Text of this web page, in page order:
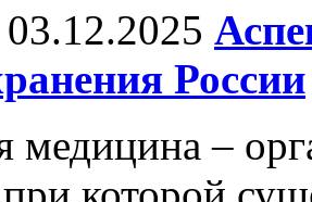
03.12.2025
России
медицина –